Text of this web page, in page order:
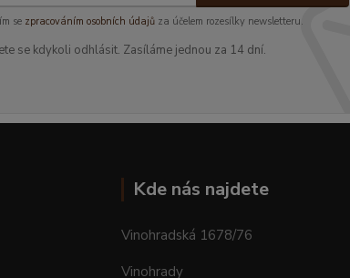
se zpracováním osobních údajůza účelem rozesílky newsletteru.
se kdykoli odhlásit. Zasíláme jednou za 14 dní.
Kde nás najdete
Vinohradská 1678/76
Vinohrady